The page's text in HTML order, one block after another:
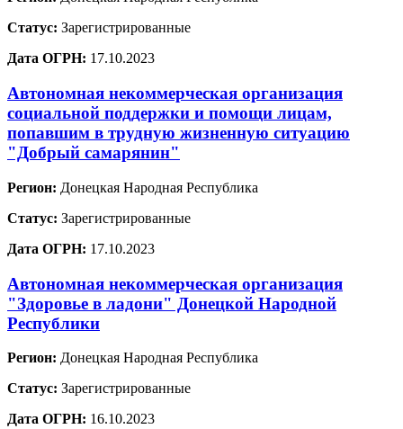
Статус: Зарегистрированные
Дата ОГРН: 17.10.2023
Автономная некоммерческая организация
социальной поддержки и помощи лицам,
попавшим в трудную жизненную ситуацию
"Добрый самарянин"
Регион: Донецкая Народная Республика
Статус: Зарегистрированные
Дата ОГРН: 17.10.2023
Автономная некоммерческая организация
"Здоровье в ладони" Донецкой Народной
Республики
Регион: Донецкая Народная Республика
Статус: Зарегистрированные
Дата ОГРН: 16.10.2023